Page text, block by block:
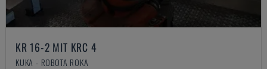
KR 16-2 MIT KRC 4
KUKA - ROBOTA ROKA